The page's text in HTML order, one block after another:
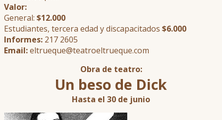
Valor:
General: $12.000
Estudiantes, tercera edad y discapacitados $6.000
Informes: 217 2605
Email:eltrueque@teatroeltrueque.com
Obra de teatro:
Un beso de Dick
Hasta el 30 de junio